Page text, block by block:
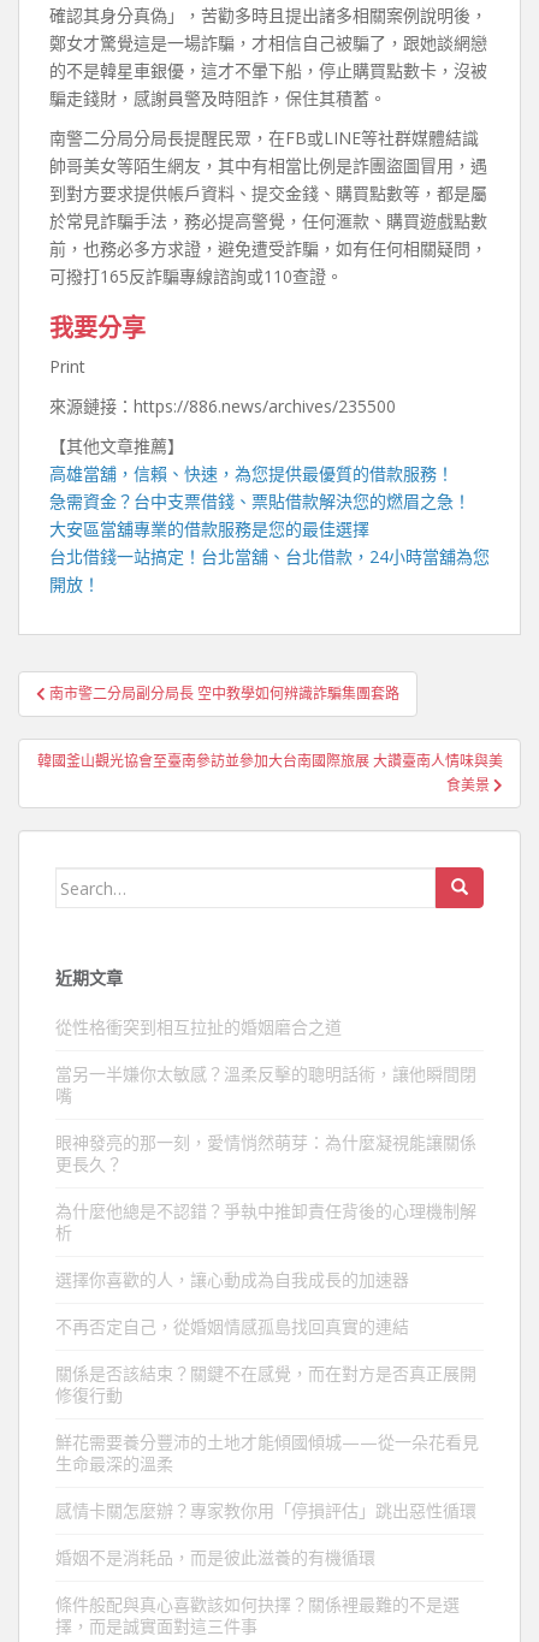
確認其身分真偽」，苦勸多時且提出諸多相關案例說明後，
鄭女才驚覺這是一場詐騙，才相信自己被騙了，跟她談網戀
的不是韓星車銀優，這才不暈下船，停止購買點數卡，沒被
騙走錢財，感謝員警及時阻詐，保住其積蓄。
南警二分局分局長提醒民眾，在FB或LINE等社群媒體結識
帥哥美女等陌生網友，其中有相當比例是詐團盜圖冒用，遇
到對方要求提供帳戶資料、提交金錢、購買點數等，都是屬
於常見詐騙手法，務必提高警覺，任何滙款、購買遊戲點數
前，也務必多方求證，避免遭受詐騙，如有任何相關疑問，
可撥打165反詐騙專線諮詢或110查證。
我要分享
Print
來源鏈接：https://886.news/archives/235500
【其他文章推薦】
高雄當舖 ，信賴、快速，為您提供最優質的借款服務！
急需資金？ 台中支票借錢 、票貼借款解決您的燃眉之急！
大安區當舖專業的借款服務是您的最佳選擇
台北借錢一站搞定！ 台北當舖 、 台北借款 ， 24小時當舖為您
開放！
文
章
導
覽
南市警二分局副分局長 空中教學如何辨識詐騙集團套路
韓國釜山觀光協會至臺南參訪並參加大台南國際旅展 大讚臺南人情味與美
食美景
Search
近期文章
從性格衝突到相互拉扯的婚姻磨合之道
當另一半嫌你太敏感？溫柔反擊的聰明話術，讓他瞬間閉
嘴
眼神發亮的那一刻，愛情悄然萌芽：為什麼凝視能讓關係
更長久？
為什麼他總是不認錯？爭執中推卸責任背後的心理機制解
析
選擇你喜歡的人，讓心動成為自我成長的加速器
不再否定自己，從婚姻情感孤島找回真實的連結
關係是否該結束？關鍵不在感覺，而在對方是否真正展開
修復行動
鮮花需要養分豐沛的土地才能傾國傾城——從一朵花看見
生命最深的溫柔
感情卡關怎麼辦？專家教你用「停損評估」跳出惡性循環
婚姻不是消耗品，而是彼此滋養的有機循環
條件般配與真心喜歡該如何抉擇？關係裡最難的不是選
擇，而是誠實面對這三件事